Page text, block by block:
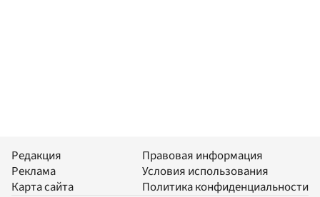
Редакция
Реклама
Карта сайта
Правовая информация
Условия использования
Политика конфиденциальности